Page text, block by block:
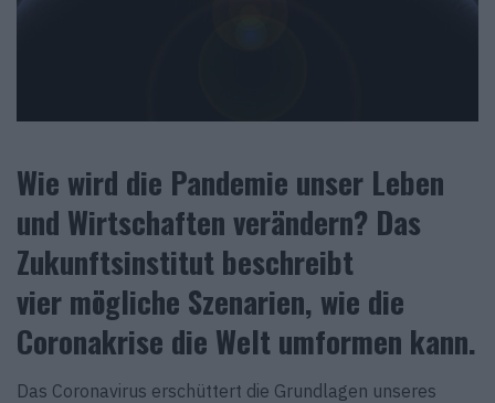
Wie wird die Pandemie unser Leben
und Wirtschaften verändern? Das
Zukunftsinstitut beschreibt
vier mögliche Szenarien, wie die
Coronakrise die Welt umformen kann.
Das Coronavirus erschüttert die Grundlagen unseres